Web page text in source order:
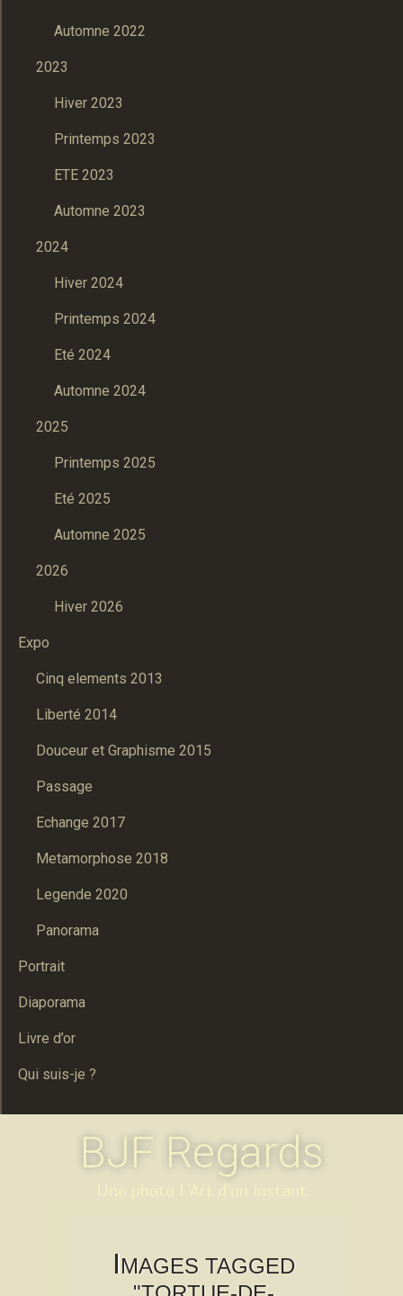
Automne 2022
2023
Hiver 2023
Printemps 2023
ETE 2023
Automne 2023
2024
Hiver 2024
Printemps 2024
Eté 2024
Automne 2024
2025
Printemps 2025
Eté 2025
Automne 2025
2026
Hiver 2026
Expo
Cinq elements 2013
Liberté 2014
Douceur et Graphisme 2015
Passage
Echange 2017
Metamorphose 2018
Legende 2020
Panorama
Portrait
Diaporama
Livre d’or
Qui suis-je ?
BJF Regards
IMAGES TAGGED